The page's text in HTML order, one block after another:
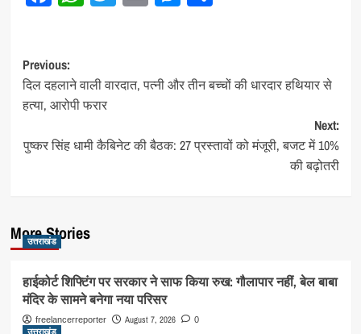
Post
navigation
Previous:
दिल दहलाने वाली वारदात, पत्नी और तीन बच्चों की धारदार हथियार से
हत्या, आरोपी फरार
Next:
पुष्कर सिंह धामी कैबिनेट की बैठक: 27 प्रस्तावों को मंजूरी, बजट में 10%
की बढ़ोतरी
More Stories
उत्तराखंड
हाईकोर्ट शिफ्टिंग पर सरकार ने साफ किया रुख: गौलापार नहीं, बेल बाबा
मंदिर के सामने बनेगा नया परिसर
freelancerreporter August 7, 2026 0
उत्तराखंड